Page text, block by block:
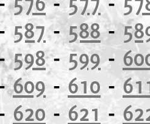
587-588-
598- 599-
609-610 -
620 - 621 -